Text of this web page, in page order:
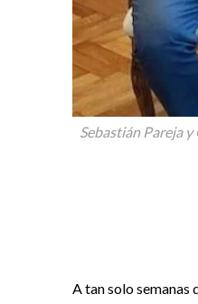
Sebastián Pareja
A tan solo semanas